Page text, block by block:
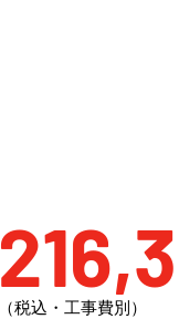
（税込・工事費別）